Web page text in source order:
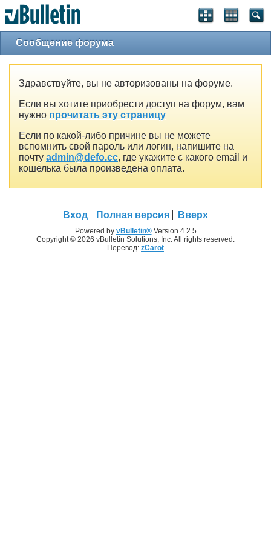
Сообщение форума
Здравствуйте, вы не авторизованы на форуме.
Если вы хотите приобрести доступ на форум, вам
нужно прочитать эту страницу
Если по какой-либо причине вы не можете
вспомнить свой пароль или логин, напишите на
почту admin@defo.cc, где укажите с какого email и
кошелька была произведена оплата.
Вход Полная версия Вверх
Powered by vBulletin®Version 4.2.5
Copyright © 2026 vBulletin Solutions, Inc. All rights reserved.
Перевод: zCarot